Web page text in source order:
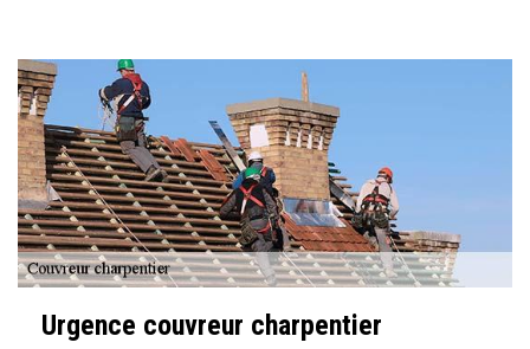
Urgence couvreur charpentier